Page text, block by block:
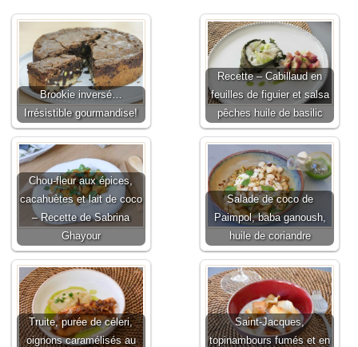
Brookie inversé…
Irrésistible gourmandise!
Recette – Cabillaud en
feuilles de figuier et salsa
pêches huile de basilic
Chou-fleur aux épices,
cacahuètes et lait de coco
– Recette de Sabrina
Ghayour
Salade de coco de
Paimpol, baba ganoush,
huile de coriandre
Truite, purée de céleri,
oignons caramélisés au
Saint-Jacques,
topinambours fumés et en